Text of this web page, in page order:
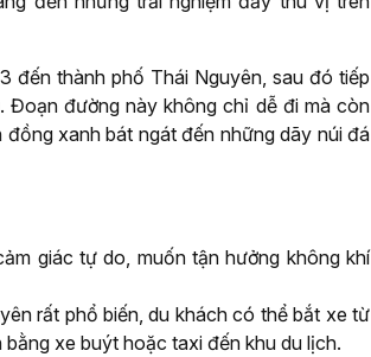
đến thành phố Thái Nguyên, sau đó tiếp
Đoạn đường này không chỉ dễ đi mà còn
xanh bát ngát đến những dãy núi đá
giác tự do, muốn tận hưởng không khí
rất phổ biến, du khách có thể bắt xe từ
xe buýt hoặc taxi đến khu du lịch.